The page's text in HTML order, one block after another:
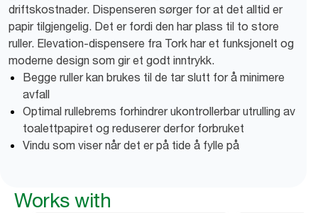
driftskostnader. Dispenseren sørger for at det alltid er
papir tilgjengelig. Det er fordi den har plass til to store
ruller. Elevation-dispensere fra Tork har et funksjonelt og
moderne design som gir et godt inntrykk.
Begge ruller kan brukes til de tar slutt for å minimere
avfall
Optimal rullebrems forhindrer ukontrollerbar utrulling av
toalettpapiret og reduserer derfor forbruket
Vindu som viser når det er på tide å fylle på
Works with